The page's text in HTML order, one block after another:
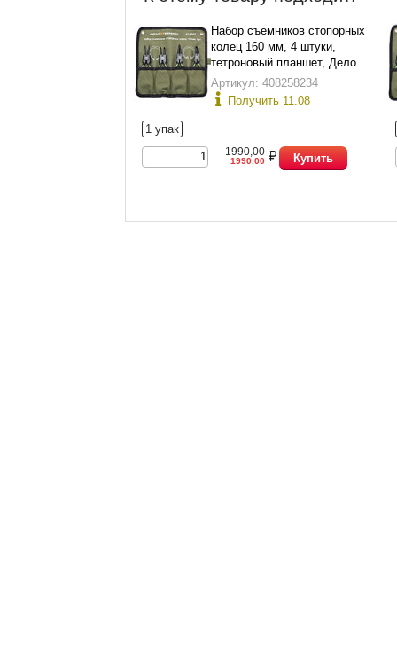
Набор съемников стопорных
колец 160 мм, 4 штуки,
тетроновый планшет, Дело
Техники 424040
Артикул: 408258234
Получить 11.08
1 упак
1990,00
1990,00 Купить